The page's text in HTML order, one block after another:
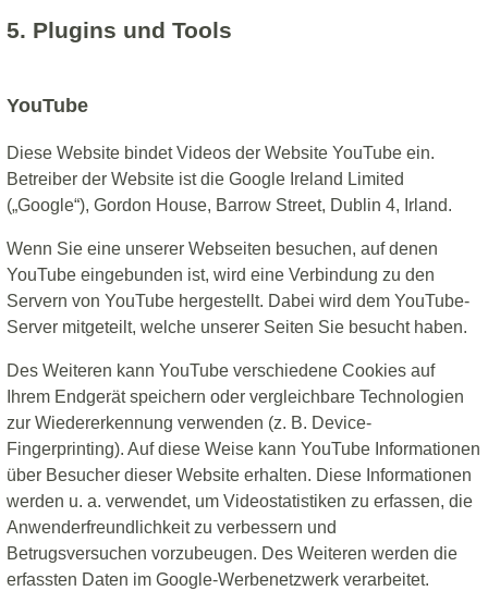
5. Plugins und Tools
YouTube
Diese Website bindet Videos der Website YouTube ein.
Betreiber der Website ist die Google Ireland Limited
(„Google“), Gordon House, Barrow Street, Dublin 4, Irland.
Wenn Sie eine unserer Webseiten besuchen, auf denen
YouTube eingebunden ist, wird eine Verbindung zu den
Servern von YouTube hergestellt. Dabei wird dem YouTube-
Server mitgeteilt, welche unserer Seiten Sie besucht haben.
Des Weiteren kann YouTube verschiedene Cookies auf
Ihrem Endgerät speichern oder vergleichbare Technologien
zur Wiedererkennung verwenden (z. B. Device-
Fingerprinting). Auf diese Weise kann YouTube Informationen
über Besucher dieser Website erhalten. Diese Informationen
werden u. a. verwendet, um Videostatistiken zu erfassen, die
Anwenderfreundlichkeit zu verbessern und
Betrugsversuchen vorzubeugen. Des Weiteren werden die
erfassten Daten im Google-Werbenetzwerk verarbeitet.